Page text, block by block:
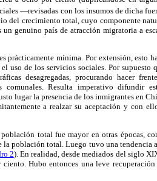
—revisadas con los insumos de dicha
del crecimiento total, cuyo componente
un genuino país de atracción migratoria a
prácticamente mínima. Por extensión, esto
uso de los servicios sociales. Por supuesto
desagregadas, procurando hacer
Resulta imperativo difundir
lugar la presencia de los inmigrantes en
a realzar su aceptación y con
total fue mayor en otras épocas,
la población total. Luego tuvo una tendencia
2). En realidad, desde mediados del siglo
Hubo entonces una leve recuperación